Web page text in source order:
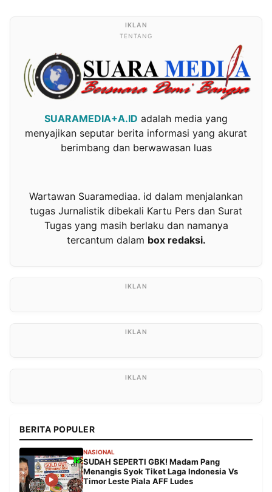
TENTANG
SUARAMEDIA+A.ID adalah media yang
menyajikan seputar berita informasi yang akurat
berimbang dan berwawasan luas
Wartawan Suaramediaa. id dalam menjalankan
tugas Jurnalistik dibekali Kartu Pers dan Surat
Tugas yang masih berlaku dan namanya
tercantum dalam box redaksi.
BERITA POPULER
NASIONAL
SUDAH SEPERTI GBK! Madam Pang
Menangis Syok Tiket Laga Indonesia Vs
Timor Leste Piala AFF Ludes